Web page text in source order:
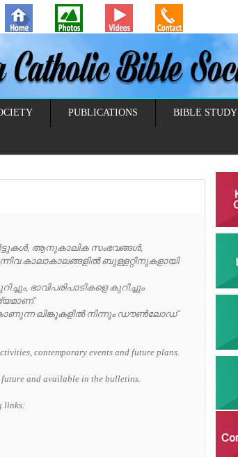
PUBLICATIONS BIBLE STUDY
ആനുകാലിക സംഭവങ്ങൾ,
കാലാകാലങ്ങളിൽ ബുള്ളറ്റിനുകളായി
ഭാവിപരിപാടികളെ കുറിച്ചും
ലിങ്കുകളിൽ നിന്നും ഡൗൺലോഡ്
contemporary events and future plans.
and available in the bulletins.
links: